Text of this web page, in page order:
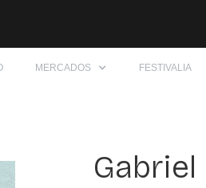
MERCADOS FESTIVALIA
Gabriel